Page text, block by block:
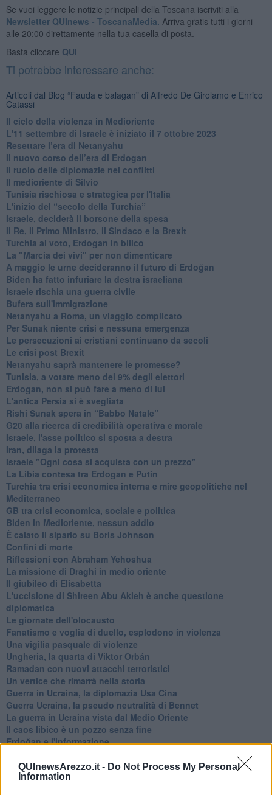
QUInewsArezzo.it - Do Not Process My Personal
Information
Se vuoi leggere le notizie principali della Toscana iscriviti alla
Newsletter QUInews - ToscanaMedia. Arriva gratis tutti i giorni
alle 20:00 direttamente nella tua casella di posta.
Basta cliccare QUI
Ti potrebbe interessare anche:
Articoli dal Blog “Fauda e balagan” di Alfredo De Girolamo e Enrico
Catassi
Il ciclo della violenza in Medioriente
L'11 settembre di Israele è iniziato il 7 ottobre 2023
Resettare l’era di Netanyahu
​Il nuovo corso dell’era di Erdogan
Il ruolo delle diplomazie nei conflitti
Il medioriente di Silvio
Tunisia rischiosa e strategica per l'Italia
L'inizio del “secolo della Turchia”
Israele, deciderà il borsone della spesa
Il Re, il Primo Ministro, il Sindaco e la Brexit
Turchia al voto, Erdogan in bilico
La "Marcia dei vivi" per non dimenticare
A maggio le urne decideranno il futuro di Erdoğan
Biden ha fatto infuriare la destra israeliana
Israele rischia una guerra civile
Bufera sull'immigrazione
Netanyahu a Roma, un viaggio complicato
Per Sunak niente crisi e nessuna emergenza
Le persecuzioni ai cristiani continuano da secoli
Le crisi post Brexit
Netanyahu saprà mantenere le promesse?
Tunisia, a votare meno del 9% degli elettori
Erdogan, non si può fare a meno di lui
L'antica Persia si è svegliata
Rishi Sunak spera in “Babbo Natale”
G20 alla ricerca di credibilità operativa e morale
Israele, l'asse politico si sposta a destra
Iran, dilaga la protesta
Israele "Ogni cosa si acquista con un prezzo"
La Libia contesa tra Erdogan e Putin
Turchia tra crisi economica interna e mire geopolitiche nel
Mediterraneo
GB tra crisi economica, sociale e politica
Biden in Medioriente, nessun addio
È calato il sipario su Boris Johnson
Confini di morte
Riflessioni con Abraham Yehoshua
La missione di Draghi in medio oriente
Il giubileo di Elisabetta
L'uccisione di Shireen Abu Akleh è anche questione
diplomatica
Le giornate dell'olocausto
Fanatismo e voglia di duello, esplodono in violenza
Una vigilia pasquale di violenze
Ungheria, la quarta di Viktor Orbán
Ramadan con nuovi attacchi terroristici
Un vertice che rimarrà nella storia
Guerra in Ucraina, la diplomazia Usa Cina
Guerra Ucraina, la pseudo neutralità di Bennet
La guerra in Ucraina vista dal Medio Oriente
​Il caos libico è un pozzo senza fine
Erdoğan e l'informazione
Capitol Hill un anno dopo
Desmond Tutu "la voce dei senza voce"